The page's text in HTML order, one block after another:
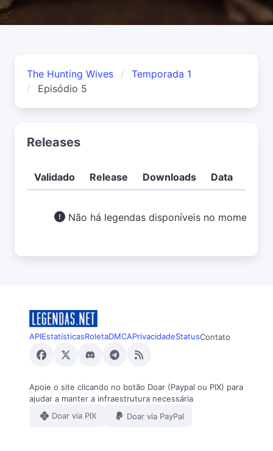
The Hunting Wives
Temporada 1
Episódio 5
Releases
Validado Release Downloads Data
Não há legendas disponíveis no momento.
APIEstatísticasRoletaDMCAPrivacidadeStatusContato
Apoie o site clicando no botão Doar (Paypal ou PIX) para
ajudar a manter a infraestrutura necessária
Doar via PIX
Doar via PayPal